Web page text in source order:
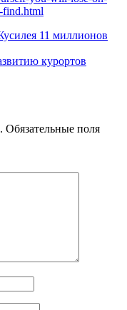
11 миллионов
курортов
Обязательные поля